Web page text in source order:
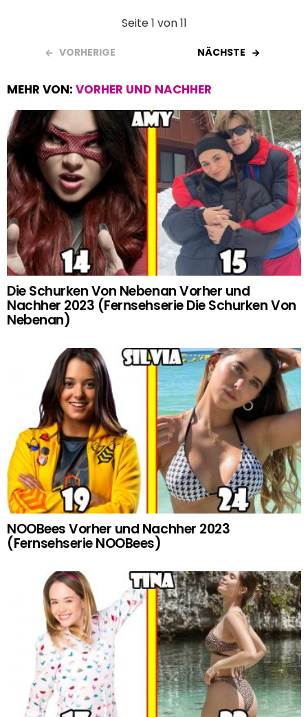
Seite 1 von 11
VORHERIGE NÄCHSTE
MEHR VON: VORHER UND NACHHER
Die Schurken Von Nebenan Vorher und
Nachher 2023 (Fernsehserie Die Schurken Von
Nebenan)
NOOBees Vorher und Nachher 2023
(Fernsehserie NOOBees)